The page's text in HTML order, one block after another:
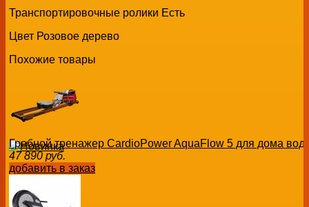
Транспортировочные ролики Есть
Цвет Розовое дерево
Похожие товары
Гребной тренажер CardioPower AquaFlow 5 для дома
47 890 руб.
добавить в заказ